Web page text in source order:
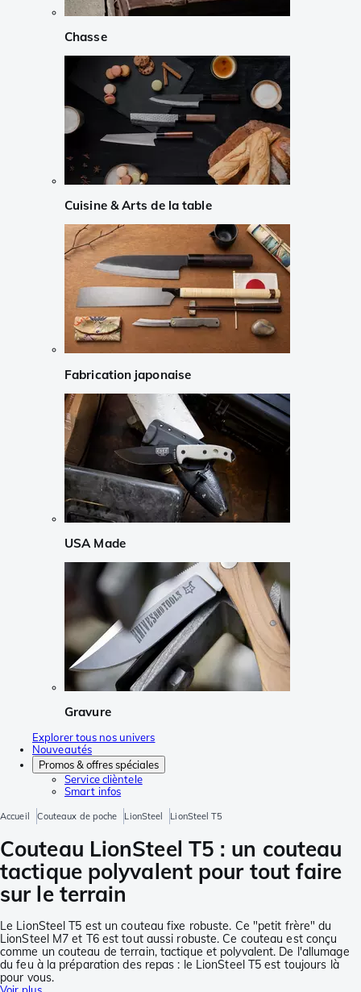
Chasse
Cuisine & Arts de la table
Fabrication japonaise
USA Made
Gravure
Explorer tous nos univers
Nouveautés
Promos & offres spéciales
Service clièntele
Smart infos
Accueil Couteaux de poche LionSteel LionSteel T5
Couteau LionSteel T5 : un couteau
tactique polyvalent pour tout faire
sur le terrain
Le LionSteel T5 est un couteau fixe robuste. Ce "petit frère" du
LionSteel M7 et T6 est tout aussi robuste. Ce couteau est conçu
comme un couteau de terrain, tactique et polyvalent. De l'allumage
du feu à la préparation des repas : le LionSteel T5 est toujours là
pour vous.